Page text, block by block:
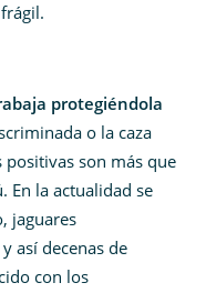
protegiéndola
o la caza
son más que
En la actualidad se
jaguares
así decenas de
con los